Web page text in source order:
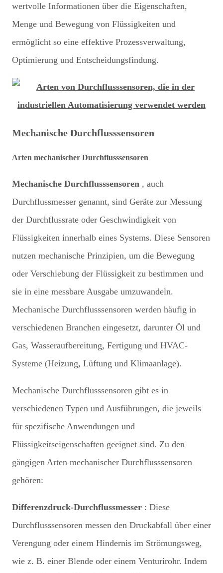
wertvolle Informationen über die Eigenschaften,
Menge und Bewegung von Flüssigkeiten und
ermöglicht so eine effektive Prozessverwaltung,
Optimierung und Entscheidungsfindung.
Mechanische Durchflusssensoren
Arten mechanischer Durchflusssensoren
Mechanische Durchflusssensoren , auch
Durchflussmesser genannt, sind Geräte zur Messung
der Durchflussrate oder Geschwindigkeit von
Flüssigkeiten innerhalb eines Systems. Diese Sensoren
nutzen mechanische Prinzipien, um die Bewegung
oder Verschiebung der Flüssigkeit zu bestimmen und
sie in eine messbare Ausgabe umzuwandeln.
Mechanische Durchflusssensoren werden häufig in
verschiedenen Branchen eingesetzt, darunter Öl und
Gas, Wasseraufbereitung, Fertigung und HVAC-
Systeme (Heizung, Lüftung und Klimaanlage).
Mechanische Durchflusssensoren gibt es in
verschiedenen Typen und Ausführungen, die jeweils
für spezifische Anwendungen und
Flüssigkeitseigenschaften geeignet sind. Zu den
gängigen Arten mechanischer Durchflusssensoren
gehören:
Differenzdruck-Durchflussmesser : Diese
Durchflusssensoren messen den Druckabfall über einer
Verengung oder einem Hindernis im Strömungsweg,
wie z. B. einer Blende oder einem Venturirohr. Indem